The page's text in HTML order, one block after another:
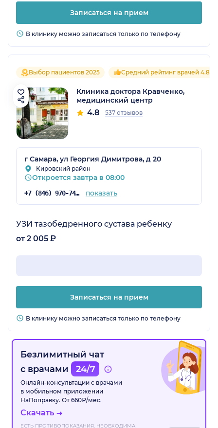
Записаться на прием
В клинику можно записаться только по телефону
Выбор пациентов 2025 Средний рейтинг врачей 4.8
Клиника доктора Кравченко,
медицинский центр
4.8 537 отзывов
г Самара, ул Георгия Димитрова, д 20
Кировский район
Откроется завтра в 08:00
+7 (846) 970-74-03 показать
УЗИ тазобедренного сустава ребенку
от 2 005 ₽
Записаться на прием
В клинику можно записаться только по телефону
Безлимитный чат
с врачами
24/7
Онлайн-консультации с врачами
в мобильном приложении
НаПоправку. От 660₽/мес.
Скачать
ЕСТЬ ПРОТИВОПОКАЗАНИЯ. НЕОБХОДИМА